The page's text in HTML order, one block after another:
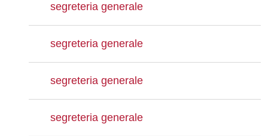
segreteria generale
segreteria generale
segreteria generale
segreteria generale